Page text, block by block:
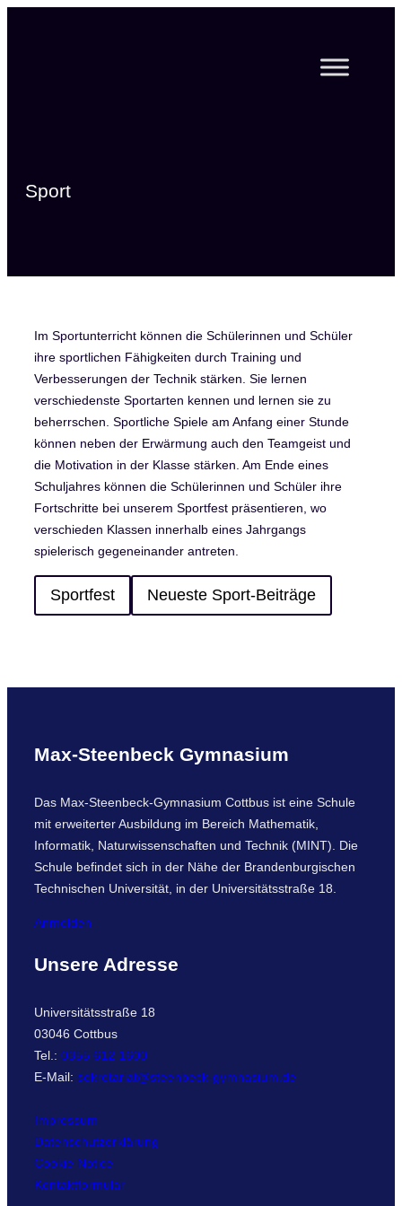
Sport
Im Sportunterricht können die Schülerinnen und Schüler
ihre sportlichen Fähigkeiten durch Training und
Verbesserungen der Technik stärken. Sie lernen
verschiedenste Sportarten kennen und lernen sie zu
beherrschen. Sportliche Spiele am Anfang einer Stunde
können neben der Erwärmung auch den Teamgeist und
die Motivation in der Klasse stärken. Am Ende eines
Schuljahres können die Schülerinnen und Schüler ihre
Fortschritte bei unserem Sportfest präsentieren, wo
verschieden Klassen innerhalb eines Jahrgangs
spielerisch gegeneinander antreten.
Sportfest Neueste Sport-Beiträge
Max-Steenbeck Gymnasium
Das Max-Steenbeck-Gymnasium Cottbus ist eine Schule
mit erweiterter Ausbildung im Bereich Mathematik,
Informatik, Naturwissenschaften und Technik (MINT). Die
Schule befindet sich in der Nähe der Brandenburgischen
Technischen Universität, in der Universitätsstraße 18.
Anmelden
Unsere Adresse
Universitätsstraße 18
03046 Cottbus
Tel.: 0355 612 1600
E-Mail: sekretariat@steenbeck-gymnasium.de
Impressum
Datenschutzerklärung
Cookie Notice
Kontaktformular